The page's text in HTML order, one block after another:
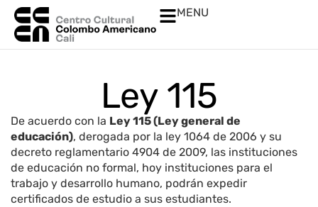
MENU
Ley 115
De acuerdo con la Ley 115 (Ley general de
educación), derogada por la ley 1064 de 2006 y su
decreto reglamentario 4904 de 2009, las instituciones
de educación no formal, hoy instituciones para el
trabajo y desarrollo humano, podrán expedir
certificados de estudio a sus estudiantes.